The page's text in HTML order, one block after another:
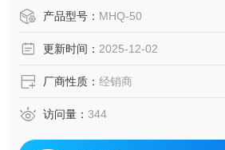
产品型号： MHQ-50
更新时间： 2025-12-02
厂商性质： 经销商
访问量： 344